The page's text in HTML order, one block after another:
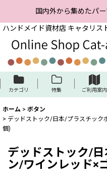
国内外から集めたパ
ハンドメイド資材店 キャタリス
カテゴリ 特集 ご利用案内
ホーム > ボタン
> デッドストック/日本/プラスチック
個)
デッドストック/
ン/ワインレッド×